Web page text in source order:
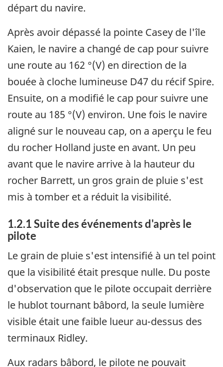
départ du navire.
Après avoir dépassé la pointe Casey de l'île
Kaien, le navire a changé de cap pour suivre
une route au 162 °(V) en direction de la
bouée à cloche lumineuse D47 du récif Spire.
Ensuite, on a modifié le cap pour suivre une
route au 185 °(V) environ. Une fois le navire
aligné sur le nouveau cap, on a aperçu le feu
du rocher Holland juste en avant. Un peu
avant que le navire arrive à la hauteur du
rocher Barrett, un gros grain de pluie s'est
mis à tomber et a réduit la visibilité.
1.2.1 Suite des événements d'après le
pilote
Le grain de pluie s'est intensifié à un tel point
que la visibilité était presque nulle. Du poste
d'observation que le pilote occupait derrière
le hublot tournant bâbord, la seule lumière
visible était une faible lueur au-dessus des
terminaux Ridley.
Aux radars bâbord, le pilote ne pouvait